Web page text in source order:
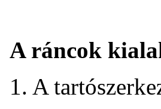
A ráncok
1. A